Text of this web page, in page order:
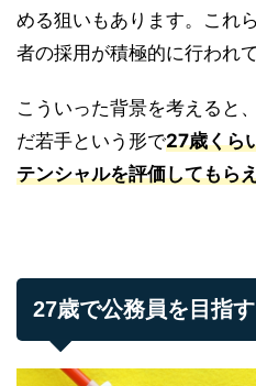
める狙いもあります。これ
者の採用が積極的に行われて
こういった背景を考えると
だ若手という形で27歳くら
テンシャルを評価してもら
27歳で公務員を目指